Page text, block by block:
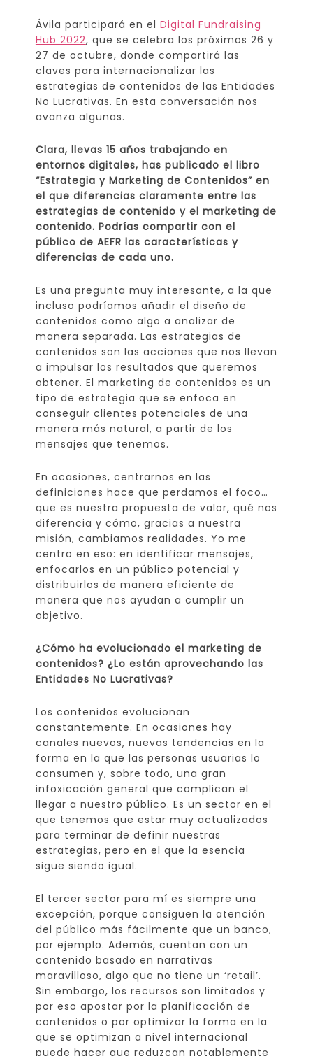
Ávila participará en el Digital Fundraising
Hub 2022, que se celebra los próximos 26 y
27 de octubre, donde compartirá las
claves para internacionalizar las
estrategias de contenidos de las Entidades
No Lucrativas. En esta conversación nos
avanza algunas.
Clara, llevas 15 años trabajando en
entornos digitales, has publicado el libro
“Estrategia y Marketing de Contenidos” en
el que diferencias claramente entre las
estrategias de contenido y el marketing de
contenido. Podrías compartir con el
público de AEFR las características y
diferencias de cada uno.
Es una pregunta muy interesante, a la que
incluso podríamos añadir el diseño de
contenidos como algo a analizar de
manera separada. Las estrategias de
contenidos son las acciones que nos llevan
a impulsar los resultados que queremos
obtener. El marketing de contenidos es un
tipo de estrategia que se enfoca en
conseguir clientes potenciales de una
manera más natural, a partir de los
mensajes que tenemos.
En ocasiones, centrarnos en las
definiciones hace que perdamos el foco…
que es nuestra propuesta de valor, qué nos
diferencia y cómo, gracias a nuestra
misión, cambiamos realidades. Yo me
centro en eso: en identificar mensajes,
enfocarlos en un público potencial y
distribuirlos de manera eficiente de
manera que nos ayudan a cumplir un
objetivo.
¿Cómo ha evolucionado el marketing de
contenidos? ¿Lo están aprovechando las
Entidades No Lucrativas?
Los contenidos evolucionan
constantemente. En ocasiones hay
canales nuevos, nuevas tendencias en la
forma en la que las personas usuarias lo
consumen y, sobre todo, una gran
infoxicación general que complican el
llegar a nuestro público. Es un sector en el
que tenemos que estar muy actualizados
para terminar de definir nuestras
estrategias, pero en el que la esencia
sigue siendo igual.
El tercer sector para mí es siempre una
excepción, porque consiguen la atención
del público más fácilmente que un banco,
por ejemplo. Además, cuentan con un
contenido basado en narrativas
maravilloso, algo que no tiene un ‘retail’.
Sin embargo, los recursos son limitados y
por eso apostar por la planificación de
contenidos o por optimizar la forma en la
que se optimizan a nivel internacional
puede hacer que reduzcan notablemente